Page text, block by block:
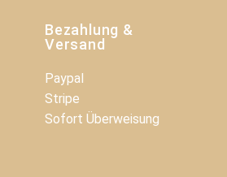
Bezahlung &
Versand
Paypal
Stripe
Sofort Überweisung